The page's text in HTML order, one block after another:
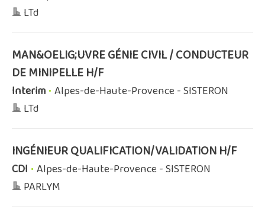
LTd
MAN&OELIG;UVRE GÉNIE CIVIL / CONDUCTEUR
DE MINIPELLE H/F
Interim • Alpes-de-Haute-Provence - SISTERON
LTd
INGÉNIEUR QUALIFICATION/VALIDATION H/F
CDI • Alpes-de-Haute-Provence - SISTERON
PARLYM